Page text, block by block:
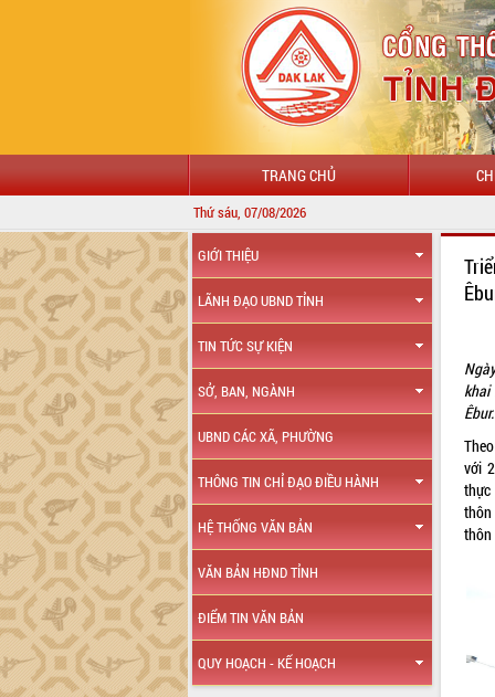
TRANG CHỦ
Thứ sáu, 07/08/2026
GIỚI THIỆU
LÃNH ĐẠO UBND TỈNH
TIN TỨC SỰ KIỆN
SỞ, BAN, NGÀNH
UBND CÁC XÃ, PHƯỜNG
THÔNG TIN CHỈ ĐẠO ĐIỀU HÀNH
HỆ THỐNG VĂN BẢN
VĂN BẢN HĐND TỈNH
ĐIỂM TIN VĂN BẢN
QUY HOẠCH - KẾ HOẠCH
khai
Êbur.
với
thực
thôn